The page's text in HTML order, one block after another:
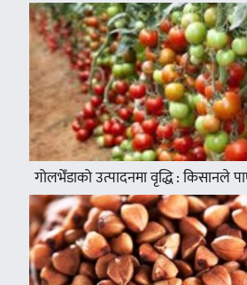
गोलभेँडाको उत्पादनमा वृद्धि : किसानले